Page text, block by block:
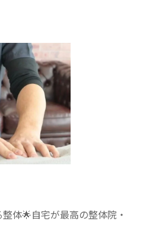
体🌟自宅が最高の整体院・